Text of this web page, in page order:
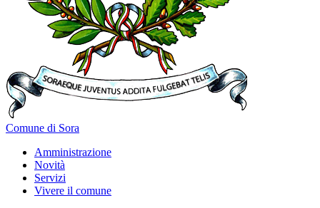
Comune di Sora
Amministrazione
Novità
Servizi
Vivere il comune